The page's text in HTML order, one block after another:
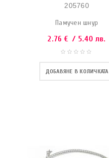
205760
Памучен шнур
2.76 € / 5.40 лв.
ДОБАВЯНЕ В КОЛИЧКАТА